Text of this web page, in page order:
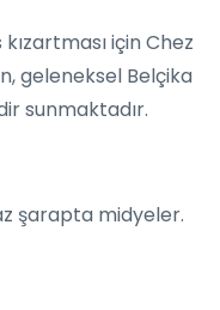
için Chez
geleneksel Belçika
sunmaktadır.
şarapta midyeler.